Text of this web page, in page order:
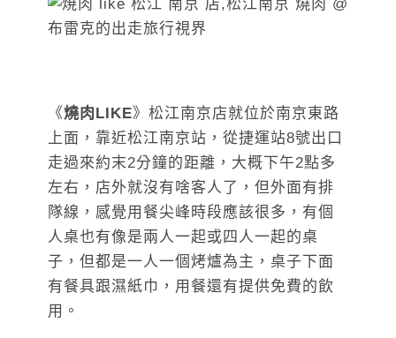
《燒肉LIKE》松江南京店就位於南京東路
上面，靠近松江南京站，從捷運站8號出口
走過來約末2分鐘的距離，大概下午2點多
左右，店外就沒有啥客人了，但外面有排
隊線，感覺用餐尖峰時段應該很多，有個
人桌也有像是兩人一起或四人一起的桌
子，但都是一人一個烤爐為主，桌子下面
有餐具跟濕紙巾，用餐還有提供免費的飲
用。